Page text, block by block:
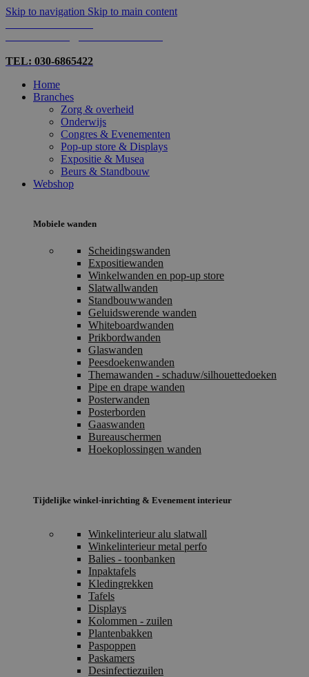
Skip to navigation Skip to main content
TEL: 030-6865422
Home
Branches
Zorg & overheid
Onderwijs
Congres & Evenementen
Pop-up store & Displays
Expositie & Musea
Beurs & Standbouw
Webshop
Mobiele wanden
Scheidingswanden
Expositiewanden
Winkelwanden en pop-up store
Slatwallwanden
Standbouwwanden
Geluidswerende wanden
Whiteboardwanden
Prikbordwanden
Glaswanden
Peesdoekenwanden
Themawanden - schaduw/silhouettedoeken
Pipe en drape wanden
Posterwanden
Posterborden
Gaaswanden
Bureauschermen
Hoekoplossingen wanden
Tijdelijke winkel-inrichting & Evenement interieur
Winkelinterieur alu slatwall
Winkelinterieur metal perfo
Balies - toonbanken
Inpaktafels
Kledingrekken
Tafels
Displays
Kolommen - zuilen
Plantenbakken
Paspoppen
Paskamers
Desinfectiezuilen